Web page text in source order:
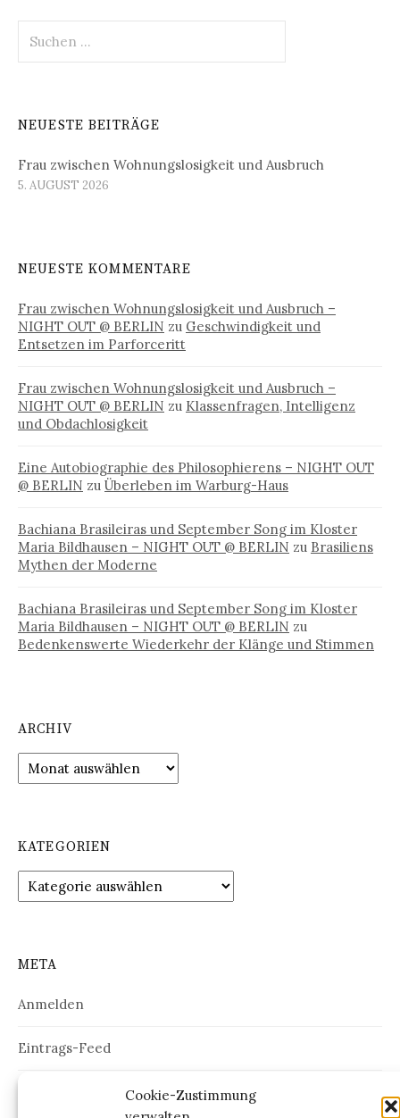
Cookie-Zustimmung
nach:
NEUESTE BEITRÄGE
Frau zwischen Wohnungslosigkeit und Ausbruch
5. AUGUST 2026
NEUESTE KOMMENTARE
Frau zwischen Wohnungslosigkeit und Ausbruch –
NIGHT OUT @ BERLIN zu Geschwindigkeit und
Entsetzen im Parforceritt
Frau zwischen Wohnungslosigkeit und Ausbruch –
NIGHT OUT @ BERLIN zu Klassenfragen, Intelligenz
und Obdachlosigkeit
Eine Autobiographie des Philosophierens – NIGHT OUT
@ BERLIN zu Überleben im Warburg-Haus
Bachiana Brasileiras und September Song im Kloster
Maria Bildhausen – NIGHT OUT @ BERLIN zu Brasiliens
Mythen der Moderne
Bachiana Brasileiras und September Song im Kloster
Maria Bildhausen – NIGHT OUT @ BERLIN zu
Bedenkenswerte Wiederkehr der Klänge und Stimmen
ARCHIV
Archiv
KATEGORIEN
Kategorien
META
Anmelden
Eintrags-Feed
Kommentar-Feed